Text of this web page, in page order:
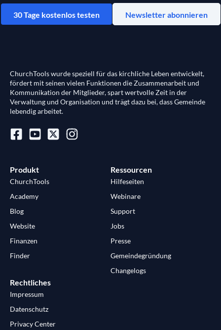
30 Tage kostenlos testen Newsletter abonnieren
ChurchTools wurde speziell für das kirchliche Leben entwickelt,
fördert mit seinen vielen Funktionen die Zusammenarbeit und
Kommunikation der Mitglieder, spart wertvolle Zeit in der
Verwaltung und Organisation und trägt dazu bei, dass Gemeinde
lebendig arbeitet.
Produkt
ChurchTools
Academy
Blog
Website
Finanzen
Finder
Ressourcen
Hilfeseiten
Webinare
Support
Jobs
Presse
Gemeindegründung
Changelogs
Rechtliches
Impressum
Datenschutz
Privacy Center